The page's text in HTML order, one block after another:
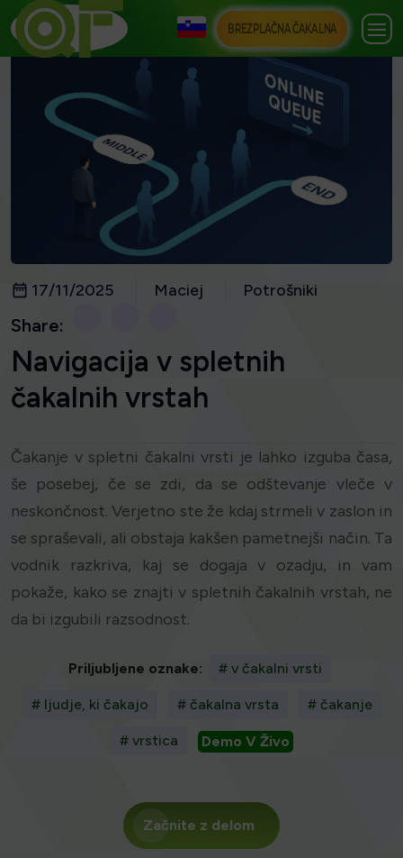
BREZPLAČNA ČAKALNA
17/11/2025 Maciej Potrošniki
Share:
Navigacija v spletnih
čakalnih vrstah
Čakanje v spletni čakalni vrsti je lahko izguba časa,
še posebej, če se zdi, da se odštevanje vleče v
neskončnost. Verjetno ste že kdaj strmeli v zaslon in
se spraševali, ali obstaja kakšen pametnejši način. Ta
vodnik razkriva, kaj se dogaja v ozadju, in vam
pokaže, kako se znajti v spletnih čakalnih vrstah, ne
da bi izgubili razsodnost.
Priljubljene oznake: # v čakalni vrsti
# ljudje, ki čakajo # čakalna vrsta # čakanje
# vrstica Demo V Živo
Začnite z delom